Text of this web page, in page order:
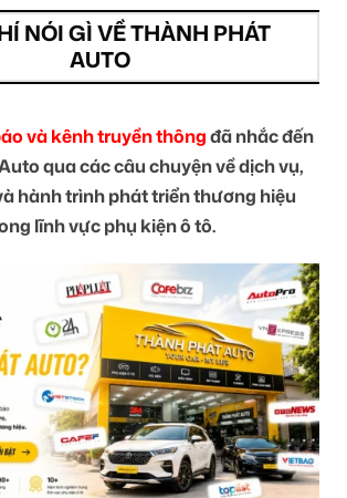
NÓI GÌ VỀ THÀNH PHÁT
AUTO
và kênh truyền thôngđã nhắc đến
qua các câu chuyện về dịch vụ,
hành trình phát triển thương hiệu
lĩnh vực phụ kiện ô tô.